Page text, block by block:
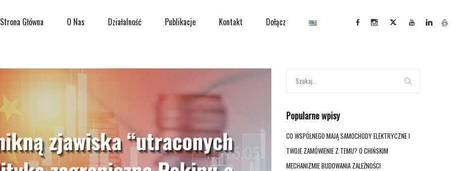
Strona Główna O Nas Działalność Publikacje Kontakt Dołącz
Popularne wpisy
CO WSPÓLNEGO MAJĄ SAMOCHODY ELEKTRYCZNE I
TWOJE ZAMÓWIENIE Z TEMU? O CHIŃSKIM
MECHANIZMIE BUDOWANIA ZALEŻNOŚCI